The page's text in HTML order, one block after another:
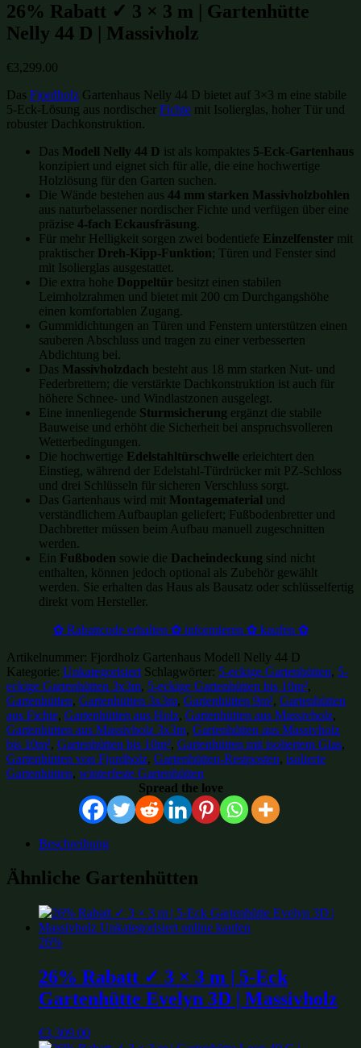
26% Rabatt ✓ 3 × 3 m | Gartenhütte
Nelly 44 D | Massivholz
€3,299.00
Das Fjordholz Gartenhaus Nelly 44 D bietet auf 3×3 m eine stabile
5-Eck-Lösung aus nordischer Fichte mit Isolierglas, hoher Tür und
robuster Dachkonstruktion.
Das Modell Nelly 44 D ist als kompaktes 5-Eck-Gartenhaus
konzipiert und eignet sich für alle, die eine hochwertige
Holzlösung für den Garten suchen.
Die Wände bestehen aus 44 mm starken Massivholzbohlen
aus naturbelassener nordischer Fichte und verfügen über eine
präzise 4-fach Eckausfräsung.
Für mehr Helligkeit sorgen zwei bodentiefe Einzelfenster mit
praktischer Dreh-Kipp-Funktion; Türen und Fenster sind
mit Isolierglas ausgestattet.
Die extra hohe Doppeltür besitzt einen stabilen
Leimholzrahmen und bietet mit 200 cm Durchgangshöhe
einen komfortablen Zugang.
Gummidichtungen an Türen und Fenstern unterstützen einen
sauberen Abschluss und tragen zu einer verbesserten
Abdichtung bei.
Das Massivholzdach besteht aus 18 mm starken Nut- und
Federbrettern; die verstärkte Dachkonstruktion ist auch für
höhere Schnee- und Windlastzonen ausgelegt.
Eine innenliegende Sturmsicherung ergänzt die stabile
Bauweise und erhöht die Sicherheit bei anspruchsvolleren
Wetterbedingungen.
Die hochwertige Edelstahltürschwelle erleichtert den
Einstieg, während der Edelstahl-Türdrücker mit PZ-Schloss
und drei Schlüsseln für sicheren Verschluss sorgt.
Das Gartenhaus wird mit Montagematerial und
verständlichem Aufbauplan geliefert; Fußbodenbretter und
Dachbretter müssen beim Aufbau manuell zugeschnitten
werden.
Ein Fußboden sowie die Dacheindeckung sind nicht
enthalten, können jedoch optional als Zubehör gewählt
werden. Sie erhalten das Haus als Bausatz oder schlüsselfertig
direkt vom Hersteller.
✿ Rabattcode erhalten ✿ informieren ✿ kaufen ✿
Artikelnummer: Fjordholz Gartenhaus Modell Nelly 44 D
Kategorie: Unkategorisiert Schlagwörter: 5-eckige Gartenhütten, 5-
eckige Gartenhütten 3x3m, 5-eckige Gartenhütten bis 10m²,
Gartenhütten, Gartenhütten 3x3m, Gartenhütten 9m², Gartenhütten
aus Fichte, Gartenhütten aus Holz, Gartenhütten aus Massivholz,
Gartenhütten aus Massivholz 3x3m, Gartenhütten aus Massivholz
bis 10m², Gartenhütten bis 10m², Gartenhütten mit isoliertem Glas,
Gartenhütten von Fjordholz, Gartenhütten-Restposten, isolierte
Gartenhütten, winterfeste Gartenhütten
Spread the love
Beschreibung
Ähnliche Gartenhütten
26%
26% Rabatt ✓ 3 × 3 m | 5-Eck
Gartenhütte Evelyn 3D | Massivholz
€3,309.00